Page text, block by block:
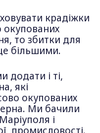
крадіжки
окупованих
то збитки для
більшими.
додати і ті,
які
окупованих
Ми бачили
і
промисловості.